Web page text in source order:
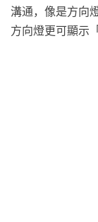
溝通，像是方向
方向燈更可顯示